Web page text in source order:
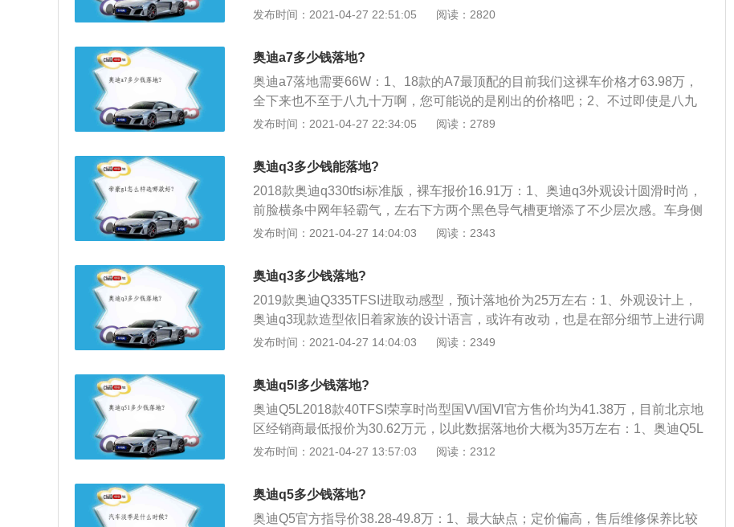
面，2019款配备了车身稳定系统、胎压监测、主动刹车\/主动安全系统；3、该车
分，该车配备了驾驶座安全气囊、前排头部气囊、前排侧气囊、副驾驶座安全气
囊，让你的驾乘出行更有信心；这款车全系标配了全景天窗，面积大、采光效果
好，假如你对天窗使用的频率比较高或者对通风采光的需求比较大，那这款车无
疑能满足你的要求；5、动力方面，2019款搭载了3.0T发动机，最大功率210kw\/
4500-6400rpm（最大马力286），峰值扭矩450N·m\/1340-4430rpm传动方面，
发布时间：2021-04-27 22:51:05 阅读：2820
奥迪a7多少钱落地?
奥迪a7落地需要66W：1、18款的A7最顶配的目前我们这裸车价格才63.98万，
全下来也不至于八九十万啊，您可能说的是刚出的价格吧；2、不过即使是八九
十万的价格此车也绝对是值得的，毕竟3.0T的发动机能迸发出340Ps的马力以及2
百公里5.3S的加速度也是让很多人惊叹；3、而且奥迪A7在造车的成本上也是比
较高的，比如其使用的铝合金车身以及底盘悬挂，这种材质既可以减轻车身重
量，又可以提高车身刚性。
发布时间：2021-04-27 22:34:05 阅读：2789
奥迪q3多少钱能落地?
2018款奥迪q330tfsi标准版，裸车报价16.91万：1、奥迪q3外观设计圆滑时尚，
前脸横条中网年轻霸气，左右下方两个黑色导气槽更增添了不少层次感。车身侧
面紧凑精致，后尾部饱满耐看，比较符合审美需求；2、动力方面，低配版采用1.
觉比较够用，深踩油门还有一定的激情，丝毫不用担心不够用；3、空间方面，
车身轴距2603mm，后排腿部空间，一拳左右，头部一拳，将将够用。内饰方
面，视觉效果一般，多少有点老气，好在做工用料不错，悬浮式大屏显示清晰，
中控台上也覆盖了不少镀铬装饰，整体比较有厚重感。
发布时间：2021-04-27 14:04:03 阅读：2343
奥迪q3多少钱落地?
2019款奥迪Q335TFSI进取动感型，预计落地价为25万左右：1、外观设计上，
奥迪q3现款造型依旧着家族的设计语言，或许有改动，也是在部分细节上进行调
整。自从奥迪q3在2011年上市，几乎没有进行大改动，这也导致不少消费者感觉
光上带给我们惊喜和新鲜感，不过很明显，单靠这些是不足的，所以这些年，外
观成为了奥迪q3的缺点，虽不致命，但却会让喜新厌旧的消费者另觅新欢；2、
内饰方面，依旧奥迪老样子，仅仅是在细节方面调整了镀铬的装饰，不过在配置
上，现款奥迪q3还是有不少亮点。轮圈升级为18英寸，增加了一定的配置，之前
需要选装也成为了标配，不过减少了前排座椅加热；3、动力方面，现款奥迪q3
211和EA888。大众帕萨特、速腾等车型都有搭载同款发动机，所以可靠性上是
有一定保证的。至少，在核心部件上，奥迪q3不会让你后悔。
发布时间：2021-04-27 14:04:03 阅读：2349
奥迪q5l多少钱落地?
奥迪Q5L2018款40TFSI荣享时尚型国Ⅴ\/国Ⅵ官方售价均为41.38万，目前北京地
区经销商最低报价为30.62万元，以此数据落地价大概为35万左右：1、奥迪Q5L
作为奥迪旗下下半年重推的新车之一，奥迪Q5L可以说的寄托了奥迪官方的厚
话相信大部分消费者都让我奥迪Q5L相比Q5来说只是一个长一点一个短一点的区
别而已；2、虽然说奥迪Q5L在加长方面确实是他的核心卖点，但是我想说的是根
发布时间：2021-04-27 13:57:03 阅读：2312
奥迪q5多少钱落地?
奥迪Q5官方指导价38.28-49.8万：1、最大缺点；定价偏高，售后维修保养比较